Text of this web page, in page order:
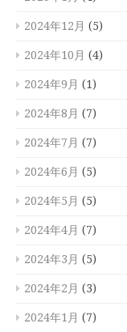
2024年12月 (5)
2024年10月 (4)
2024年9月 (1)
2024年8月 (7)
2024年7月 (7)
2024年6月 (5)
2024年5月 (5)
2024年4月 (7)
2024年3月 (5)
2024年2月 (3)
2024年1月 (7)